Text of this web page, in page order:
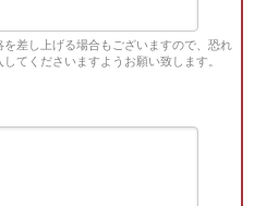
を差し上げる場合もございますので、恐れ
てくださいますようお願い致します。